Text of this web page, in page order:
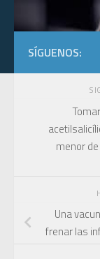
SÍGUENOS:
menor
Una
frenar las